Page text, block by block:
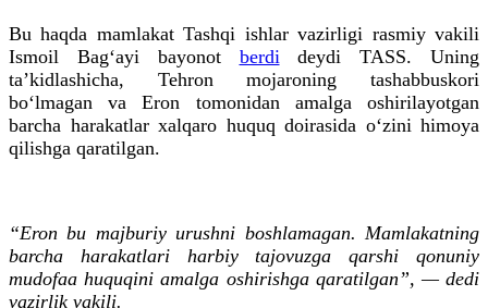
Bu haqda mamlakat Tashqi ishlar vazirligi rasmiy vakili
Ismoil Bag‘ayi bayonot berdi deydi TASS. Uning
ta’kidlashicha, Tehron mojaroning tashabbuskori
bo‘lmagan va Eron tomonidan amalga oshirilayotgan
barcha harakatlar xalqaro huquq doirasida o‘zini himoya
qilishga qaratilgan.
“Eron bu majburiy urushni boshlamagan. Mamlakatning
barcha harakatlari harbiy tajovuzga qarshi qonuniy
mudofaa huquqini amalga oshirishga qaratilgan”, — dedi
vazirlik vakili.